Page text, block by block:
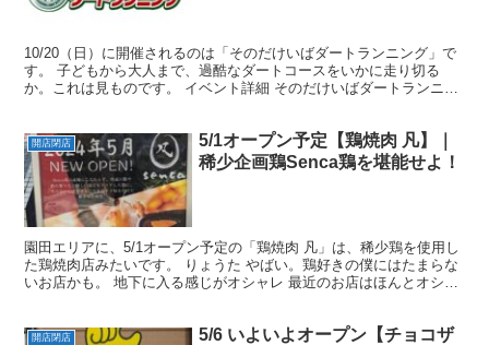
10/20（日）に開催されるのは「そのだけいばダートランニング」で
す。 子どもから大人まで、過酷なダートコースをいかに走り切る
か。これは見ものです。 イベント詳細 そのだけいばダートランニン
開店閉店
5/1オープン予定【鶏焼肉 凡】｜
稀少企画鶏Senca鶏を堪能せよ！
園田エリアに、5/1オープン予定の「鶏焼肉 凡」は、稀少鶏を使用し
た鶏焼肉店みたいです。 りょうた やばい。鶏好きの僕にはたまらな
いお店かも。 地下に入る感じがオシャレ 最近のお店はほんとオシャ
開店閉店
5/6 いよいよオープン【チョコザ